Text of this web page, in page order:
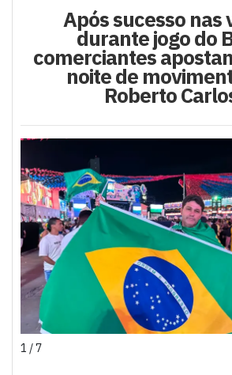
Após sucesso nas
durante jogo do
comerciantes
noite de
Roberto
1 / 7